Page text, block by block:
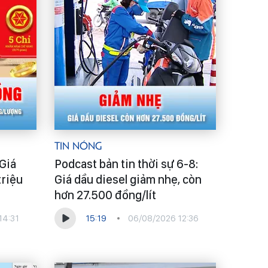
Tin Nóng
Podcast bản tin thời sự 6-8:
Giá dầu diesel giảm nhẹ, còn
hơn 27.500 đồng/lít
15:19 06/08/2026 12:36